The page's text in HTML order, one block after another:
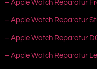
– Apple Watch Reparatur
– Apple Watch Reparatur
– Apple Watch Reparatur
– Apple Watch Reparatur